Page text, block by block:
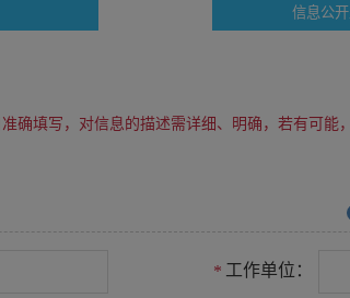
确填写，对信息的描述需详细、明确，若有可能
* 工作单位：